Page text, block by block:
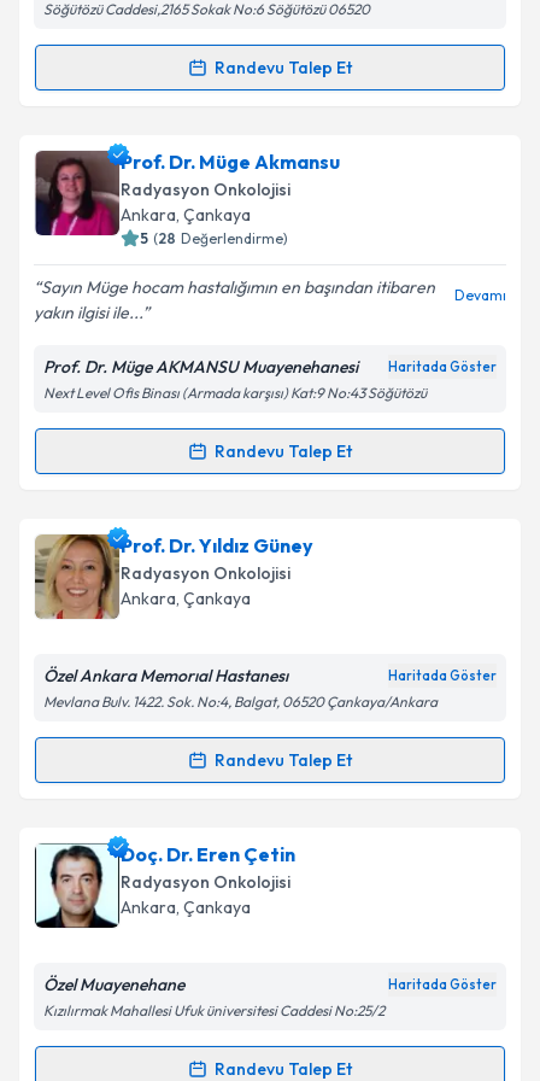
Kişisel verilerimin işlenmesine ilişkin
Metni'ni okudum ve kişisel verilerimin belirtilen
Takvim Talebini Gönder
Söğütözü Caddesi,2165 Sokak No:6 Söğütözü 06520
Randevu Talep Et
Randevu Takvimi Talebi
Doç. Dr. Petek Erpolatiçin randevu takvimi talebi
oluşturun. Size bu uzmandan randevu almanız için bir
takvim hazırlandığında e-posta ile bilgilendireceğiz.
Kişisel verilerimin işlenmesine ilişkin
Aydınlatma
Metni'ni okudum ve kişisel verilerimin belirtilen
kapsamda işlenmesini kabul ediyorum.
Prof. Dr. Müge Akmansu
Radyasyon Onkolojisi
Ankara, Çankaya
5 (28 Değerlendirme)
Sayın Müge hocam hastalığımın en başından itibaren
yakın ilgisi ile...
Devamı
Prof. Dr. Müge AKMANSU Muayenehanesi Haritada Göster
Next Level Ofis Binası (Armada karşısı) Kat:9 No:43 Söğütözü
Randevu Talep Et
Randevu Takvimi Talebi
Prof. Dr. Müge Akmansuiçin randevu takvimi talebi
oluşturun. Size bu uzmandan randevu almanız için bir
takvim hazırlandığında e-posta ile bilgilendireceğiz.
Kişisel verilerimin işlenmesine ilişkin
Metni'ni okudum ve kişisel verilerimin belirtilen
Takvim Talebini Gönder
Prof. Dr. Yıldız Güney
Radyasyon Onkolojisi
Ankara, Çankaya
Özel Ankara Memorıal Hastanesı Haritada Göster
Mevlana Bulv. 1422. Sok. No:4, Balgat, 06520 Çankaya/Ankara
Randevu Talep Et
Randevu Takvimi Talebi
Prof. Dr. Yıldız Güneyiçin randevu takvimi talebi
oluşturun. Size bu uzmandan randevu almanız için bir
takvim hazırlandığında e-posta ile bilgilendireceğiz.
Kişisel verilerimin işlenmesine ilişkin
Doç. Dr. Eren Çetin
Radyasyon Onkolojisi
Ankara, Çankaya
Özel Muayenehane Haritada Göster
Kızılırmak Mahallesi Ufuk üniversitesi Caddesi No:25/2
Randevu Talep Et